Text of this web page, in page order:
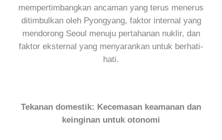
mempertimbangkan ancaman yang terus menerus
ditimbulkan oleh Pyongyang, faktor internal yang
mendorong Seoul menuju pertahanan nuklir, dan
faktor eksternal yang menyarankan untuk berhati-
hati.
Tekanan domestik: Kecemasan keamanan dan
keinginan untuk otonomi